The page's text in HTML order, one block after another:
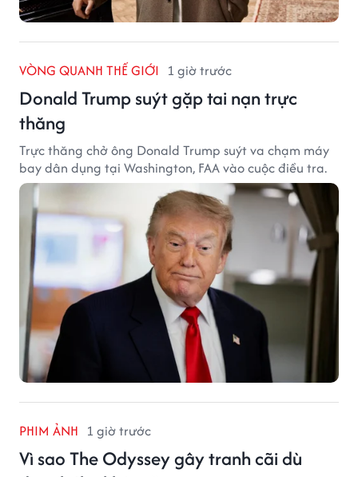
VÒNG QUANH THẾ GIỚI 1 giờ trước
Donald Trump suýt gặp tai nạn trực
thăng
Trực thăng chở ông Donald Trump suýt va chạm máy
bay dân dụng tại Washington, FAA vào cuộc điều tra.
PHIM ẢNH 1 giờ trước
Vì sao The Odyssey gây tranh cãi dù